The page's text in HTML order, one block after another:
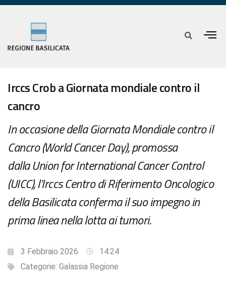
Irccs Crob a Giornata mondiale contro il
cancro
In occasione della Giornata Mondiale contro il
Cancro (World Cancer Day), promossa
dalla Union for International Cancer Control
(UICC), l’Irccs Centro di Riferimento Oncologico
della Basilicata conferma il suo impegno in
prima linea nella lotta ai tumori.
3 Febbraio 2026
14:24
Categorie: Galassia Regione